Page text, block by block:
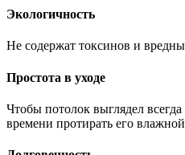
Экологичность
Не содержат токсинов и
Простота в уходе
Чтобы потолок выглядел
времени протирать его